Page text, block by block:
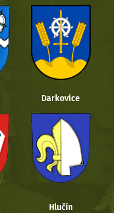
Darkovice
Hlučín